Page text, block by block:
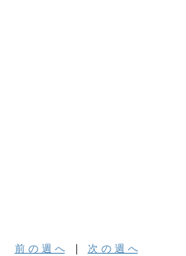
前 の 週 へ| 次 の 週 へ